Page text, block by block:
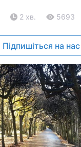
2 хв. 5693
Підпишіться на